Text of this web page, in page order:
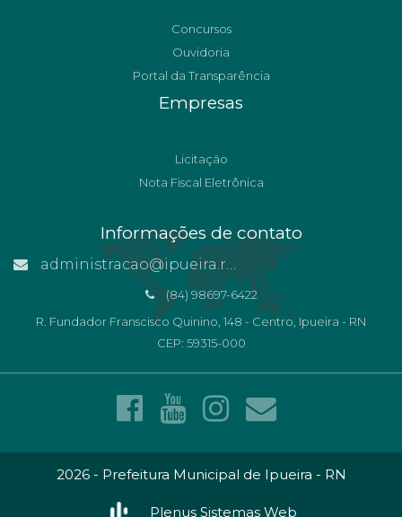
Concursos
Ouvidoria
Portal da Transparência
Empresas
Licitação
Nota Fiscal Eletrônica
Informações de contato
administracao@ipueira.rn.gov.br
(84) 98697-6422
R. Fundador Franscisco Quinino, 148 - Centro, Ipueira - RN
CEP: 59315-000
2026 - Prefeitura Municipal de Ipueira - RN
Plenus Sistemas Web